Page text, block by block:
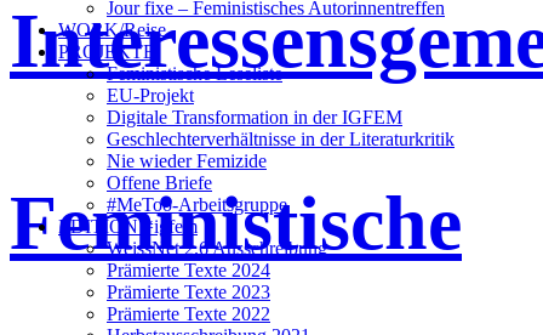
Feministische
Jour fixe – Feministisches Autorinnentreffen
WORK/Reise
PROJEKTE
Feministische Leseliste
EU-Projekt
Digitale Transformation in der IGFEM
Geschlechterverhältnisse in der Literaturkritik
Nie wieder Femizide
Offene Briefe
#MeToo-Arbeitsgruppe
EDITION ≠igfem
WeissNet 2.6 Ausschreibung
Prämierte Texte 2024
Prämierte Texte 2023
Prämierte Texte 2022